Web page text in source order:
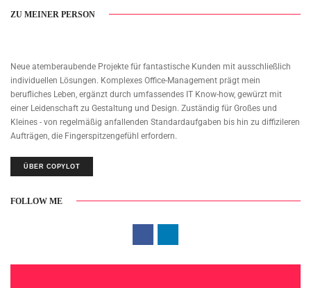
ZU MEINER PERSON
Neue atemberaubende Projekte für fantastische Kunden mit ausschließlich
individuellen Lösungen. Komplexes Office-Management prägt mein
berufliches Leben, ergänzt durch umfassendes IT Know-how, gewürzt mit
einer Leidenschaft zu Gestaltung und Design. Zuständig für Großes und
Kleines - von regelmäßig anfallenden Standardaufgaben bis hin zu diffizileren
Aufträgen, die Fingerspitzengefühl erfordern.
ÜBER COPYLOT
FOLLOW ME